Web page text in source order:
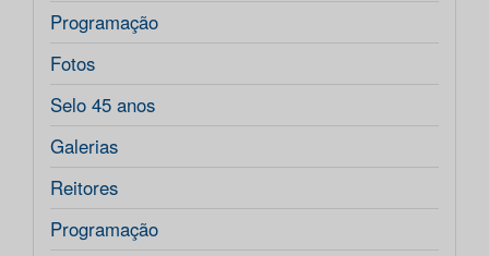
Programação
Fotos
Selo 45 anos
Galerias
Reitores
Programação